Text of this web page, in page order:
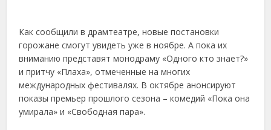
Как сообщили в драмтеатре, новые постановки
горожане смогут увидеть уже в ноябре. А пока их
вниманию представят монодраму «Одного кто знает?»
и притчу «Плаха», отмеченные на многих
международных фестивалях. В октябре анонсируют
показы премьер прошлого сезона – комедий «Пока она
умирала» и «Свободная пара».